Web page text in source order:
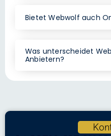
Bietet Webwolf auch
Was unterscheidet
Anbietern?